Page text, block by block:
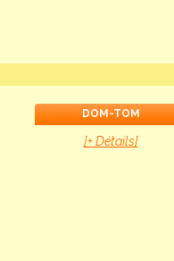
DOM-TOM
[+ Détails]